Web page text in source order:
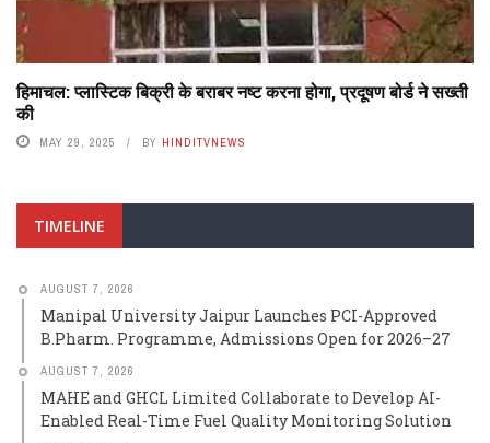
हिमाचल: प्लास्टिक बिक्री के बराबर नष्ट करना होगा, प्रदूषण बोर्ड ने सख्ती
की
MAY 29, 2025 BY HINDITVNEWS
TIMELINE
AUGUST 7, 2026
Manipal University Jaipur Launches PCI-Approved
B.Pharm. Programme, Admissions Open for 2026–27
AUGUST 7, 2026
MAHE and GHCL Limited Collaborate to Develop AI-
Enabled Real-Time Fuel Quality Monitoring Solution